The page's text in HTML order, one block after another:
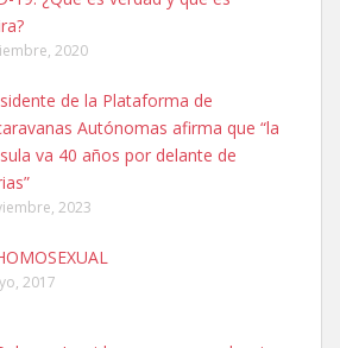
JOSE MESA Y LOPEZ
SHIBA CON MICROCHIP PERDIDO HOY
Y LOPEZ. ES MUY ASUSTADIZO
2020
de la Plataforma de
Autónomas afirma que “la
va 40 años por delante de
2023
2017